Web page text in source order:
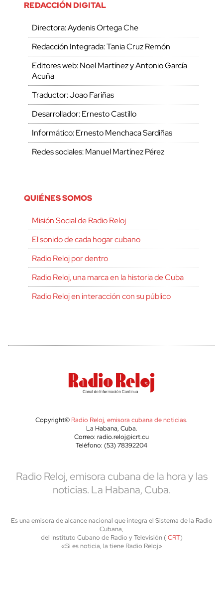
REDACCIÓN DIGITAL
Directora: Aydenis Ortega Che
Redacción Integrada: Tania Cruz Remón
Editores web: Noel Martínez y Antonio García
Acuña
Traductor: Joao Fariñas
Desarrollador: Ernesto Castillo
Informático: Ernesto Menchaca Sardiñas
Redes sociales: Manuel Martínez Pérez
QUIÉNES SOMOS
Misión Social de Radio Reloj
El sonido de cada hogar cubano
Radio Reloj por dentro
Radio Reloj, una marca en la historia de Cuba
Radio Reloj en interacción con su público
Copyright© Radio Reloj, emisora cubana de noticias.
La Habana, Cuba.
Correo: radio.reloj@icrt.cu
Teléfono: (53) 78392204
Radio Reloj, emisora cubana de la hora y las
noticias. La Habana, Cuba.
Es una emisora de alcance nacional que integra el Sistema de la Radio
Cubana,
del Instituto Cubano de Radio y Televisión (ICRT)
«Si es noticia, la tiene Radio Reloj»